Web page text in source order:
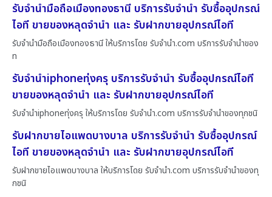
รับจำนำมือถือเมืองทองธานี บริการรับจำนำ รับซื้ออุปกรณ์
ไอที ขายของหลุดจำนำ และ รับฝากขายอุปกรณ์ไอที
รับจำนำมือถือเมืองทองธานี ให้บริการโดย รับจํานํา.com บริการรับจำนำของ
ท
รับจำนำiphoneทุ่งครุ บริการรับจำนำ รับซื้ออุปกรณ์ไอที
ขายของหลุดจำนำ และ รับฝากขายอุปกรณ์ไอที
รับจำนำiphoneทุ่งครุ ให้บริการโดย รับจํานํา.com บริการรับจำนำของทุกชนิ
รับฝากขายไอแพดบางบาล บริการรับจำนำ รับซื้ออุปกรณ์
ไอที ขายของหลุดจำนำ และ รับฝากขายอุปกรณ์ไอที
รับฝากขายไอแพดบางบาล ให้บริการโดย รับจํานํา.com บริการรับจำนำของทุ
กชนิ